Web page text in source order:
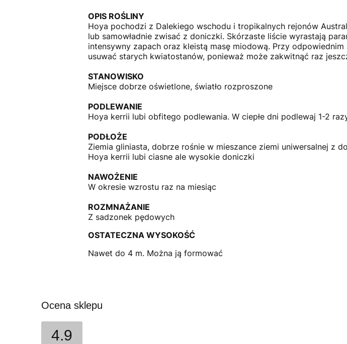
OPIS ROŚLINY
Hoya pochodzi z Dalekiego wschodu i tropikalnych rejonów
lub samowładnie zwisać z doniczki. Skórzaste liście wyrastają
intensywny zapach oraz kleistą masę miodową. Przy
usuwać starych kwiatostanów, ponieważ może zakwitnąć raz
STANOWISKO
Miejsce dobrze oświetlone, światło rozproszone
PODLEWANIE
Hoya kerrii lubi obfitego podlewania. W ciepłe dni podlewaj 1-2
PODŁOŻE
Ziemia gliniasta, dobrze rośnie w mieszance ziemi uniwersalnej z
Hoya kerrii lubi ciasne ale wysokie doniczki
NAWOŻENIE
W okresie wzrostu raz na miesiąc
ROZMNAŻANIE
Z sadzonek pędowych
OSTATECZNA WYSOKOŚĆ
Nawet do 4 m. Można ją formować
Ocena sklepu
4.9